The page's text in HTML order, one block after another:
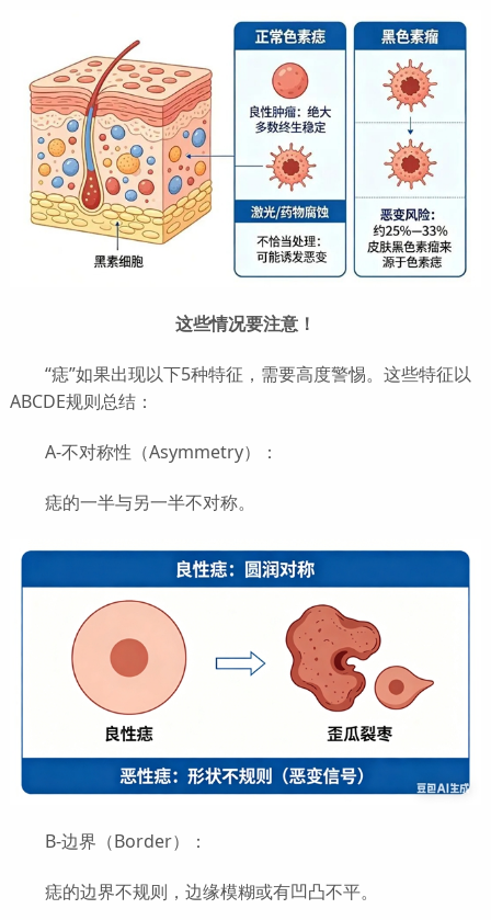
这些情况要注意！
“痣”如果出现以下5种特征，需要高度警惕。这些特征以
ABCDE规则总结：
A-不对称性（Asymmetry）：
痣的一半与另一半不对称。
B-边界（Border）：
痣的边界不规则，边缘模糊或有凹凸不平。